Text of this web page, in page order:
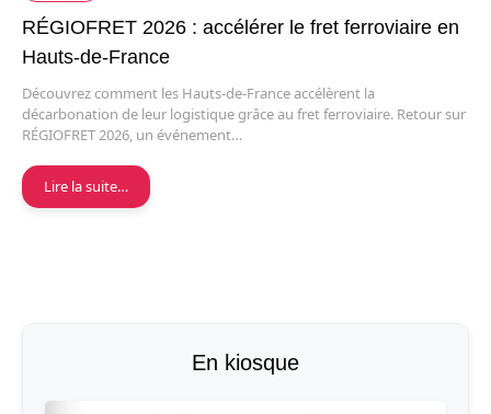
RÉGIOFRET 2026 : accélérer le fret ferroviaire en
Hauts-de-France
Découvrez comment les Hauts-de-France accélèrent la
décarbonation de leur logistique grâce au fret ferroviaire. Retour sur
RÉGIOFRET 2026, un événement…
Lire la suite…
En kiosque